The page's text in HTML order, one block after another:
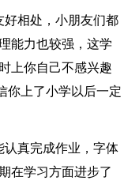
好相处，小朋友们都
能力也较强，这学
上你自己不感兴趣
你上了小学以后一定
认真完成作业，字体
在学习方面进步了